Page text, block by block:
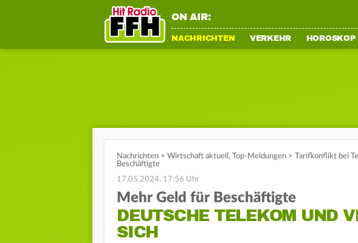
ON AIR:
NACHRICHTEN VERKEHR HOROSKOP
Nachrichten > Wirtschaft aktuell , Top-Meldungen > Tarifkonflikt bei
Beschäftigte
17.05.2024, 17:56 Uhr
Mehr Geld für Beschäftigte
DEUTSCHE TELEKOM UND
SICH